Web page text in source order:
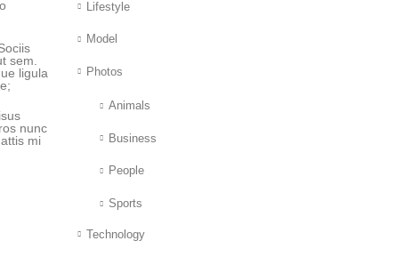
sem.
ligula
nunc
mi
Lifestyle
Model
Photos
Animals
Business
People
Sports
Technology